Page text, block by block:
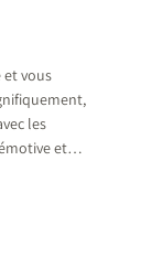
et vous
les
et